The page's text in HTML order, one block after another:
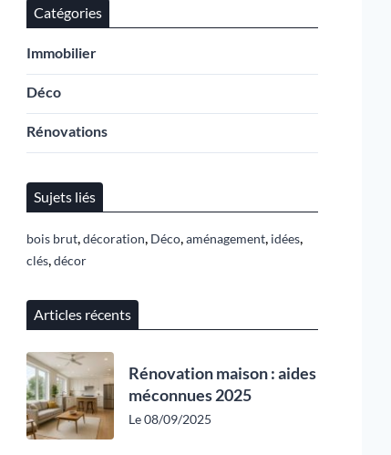
Catégories
Immobilier
Déco
Rénovations
Sujets liés
bois brut,décoration, Déco,aménagement, idées,
clés,décor
Articles récents
Rénovation maison : aides
méconnues 2025
Le 08/09/2025